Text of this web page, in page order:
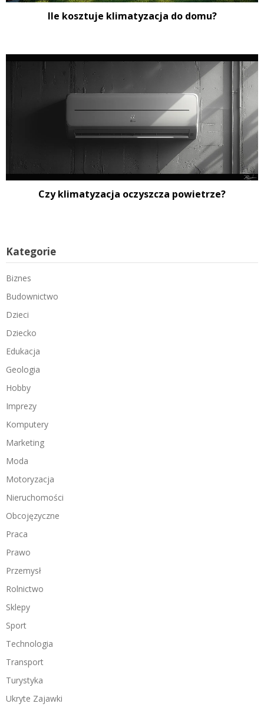
Ile kosztuje klimatyzacja do domu?
Czy klimatyzacja oczyszcza powietrze?
Kategorie
Biznes
Budownictwo
Dzieci
Dziecko
Edukacja
Geologia
Hobby
Imprezy
Komputery
Marketing
Moda
Motoryzacja
Nieruchomości
Obcojęzyczne
Praca
Prawo
Przemysł
Rolnictwo
Sklepy
Sport
Technologia
Transport
Turystyka
Ukryte Zajawki